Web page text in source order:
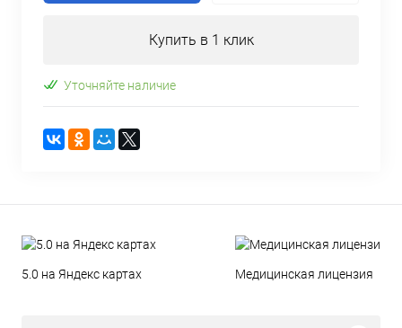
Купить в 1 клик
Уточняйте наличие
5.0 на Яндекс картах Медицинская лицензия